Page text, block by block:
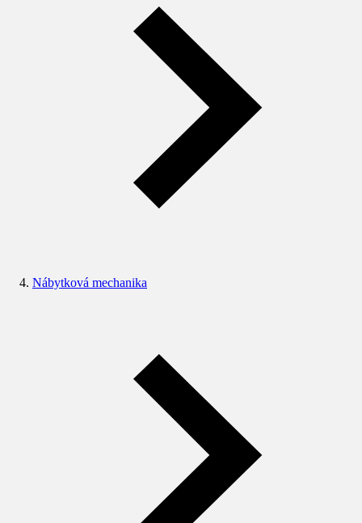
Nábytková mechanika